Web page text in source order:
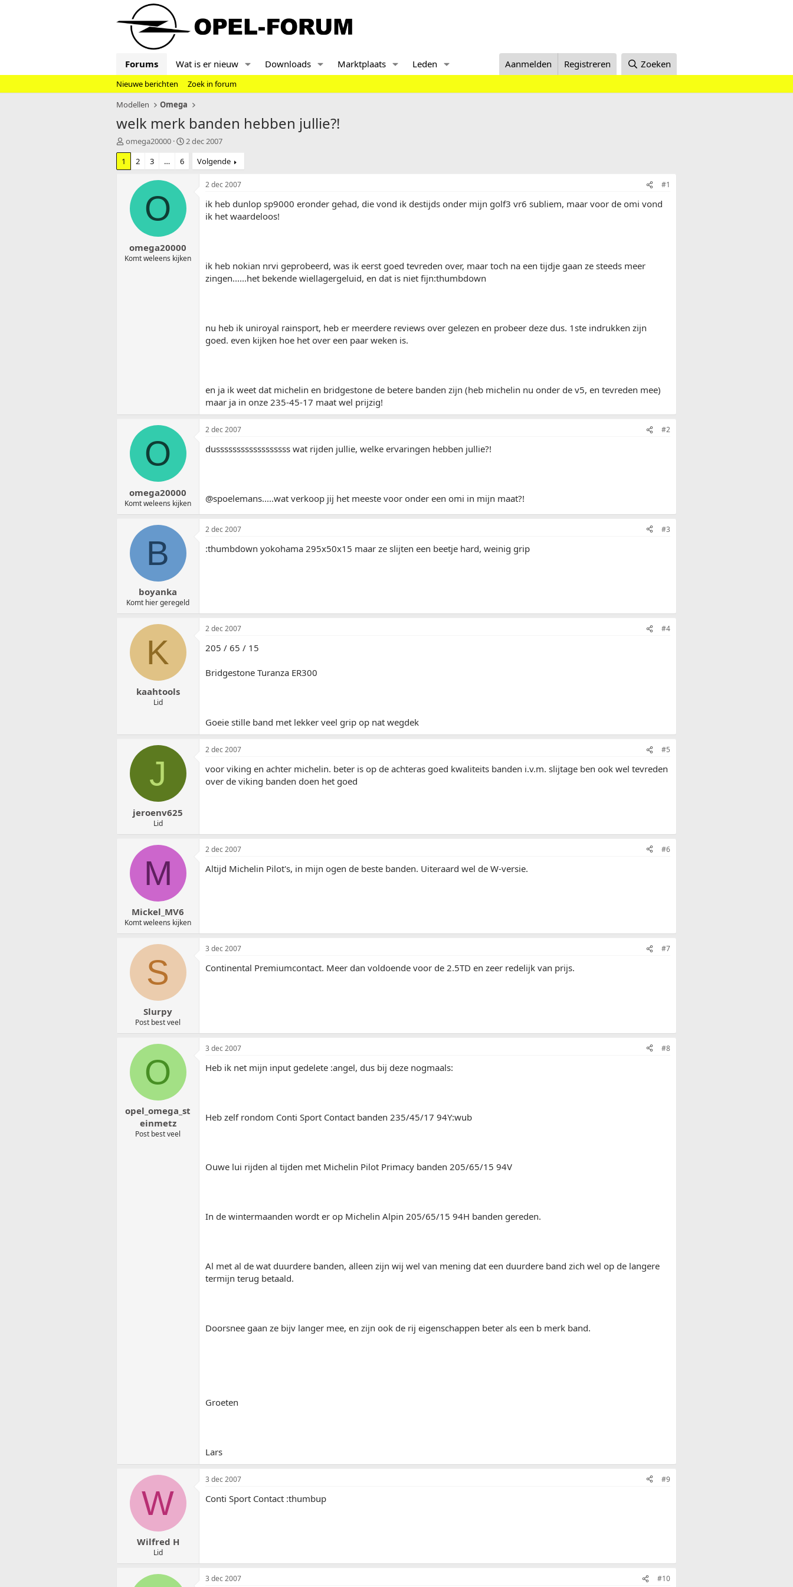
Forums Wat is er nieuw Downloads Marktplaats Leden Aanmelden Registreren Zoeken
Nieuwe berichten
Zoek in forum
Modellen
Omega
welk merk banden hebben jullie?!
T
o
i
r
omega20000
S
r
a
t
2 dec 2007
1
2 3 … 6 Volgende
O
omega20000
Komt weleens kijken
2 dec 2007 #1
ik heb dunlop sp9000 eronder gehad, die vond ik destijds onder mijn golf3 vr6 subliem, maar voor de omi vond
ik het waardeloos!
ik heb nokian nrvi geprobeerd, was ik eerst goed tevreden over, maar toch na een tijdje gaan ze steeds meer
zingen......het bekende wiellagergeluid, en dat is niet fijn:thumbdown
nu heb ik uniroyal rainsport, heb er meerdere reviews over gelezen en probeer deze dus. 1ste indrukken zijn
goed. even kijken hoe het over een paar weken is.
en ja ik weet dat michelin en bridgestone de betere banden zijn (heb michelin nu onder de v5, en tevreden mee)
maar ja in onze 235-45-17 maat wel prijzig!
O
omega20000
Komt weleens kijken
2 dec 2007 #2
dussssssssssssssssss wat rijden jullie, welke ervaringen hebben jullie?!
@spoelemans.....wat verkoop jij het meeste voor onder een omi in mijn maat?!
B
boyanka
Komt hier geregeld
2 dec 2007 #3
:thumbdown yokohama 295x50x15 maar ze slijten een beetje hard, weinig grip
K
kaahtools
Lid
2 dec 2007 #4
205 / 65 / 15
Bridgestone Turanza ER300
Goeie stille band met lekker veel grip op nat wegdek
J
jeroenv625
Lid
2 dec 2007 #5
voor viking en achter michelin. beter is op de achteras goed kwaliteits banden i.v.m. slijtage ben ook wel tevreden
over de viking banden doen het goed
M
Mickel_MV6
Komt weleens kijken
2 dec 2007 #6
Altijd Michelin Pilot's, in mijn ogen de beste banden. Uiteraard wel de W-versie.
S
Slurpy
Post best veel
3 dec 2007 #7
Continental Premiumcontact. Meer dan voldoende voor de 2.5TD en zeer redelijk van prijs.
O
opel_omega_st
einmetz
Post best veel
3 dec 2007 #8
Heb ik net mijn input gedelete :angel, dus bij deze nogmaals:
Heb zelf rondom Conti Sport Contact banden 235/45/17 94Y:wub
Ouwe lui rijden al tijden met Michelin Pilot Primacy banden 205/65/15 94V
In de wintermaanden wordt er op Michelin Alpin 205/65/15 94H banden gereden.
Al met al de wat duurdere banden, alleen zijn wij wel van mening dat een duurdere band zich wel op de langere
termijn terug betaald.
Doorsnee gaan ze bijv langer mee, en zijn ook de rij eigenschappen beter als een b merk band.
Groeten
Lars
W
Wilfred H
Lid
3 dec 2007 #9
Conti Sport Contact :thumbup
3 dec 2007 #10